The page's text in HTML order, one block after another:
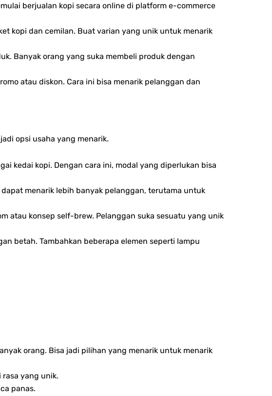
berjualan kopi secara online di platform e-commerce
kopi dan cemilan. Buat varian yang unik untuk menarik
Banyak orang yang suka membeli produk dengan
atau diskon. Cara ini bisa menarik pelanggan dan
opsi usaha yang menarik.
kedai kopi. Dengan cara ini, modal yang diperlukan bisa
menarik lebih banyak pelanggan, terutama untuk
atau konsep self-brew. Pelanggan suka sesuatu yang unik
betah. Tambahkan beberapa elemen seperti lampu
orang. Bisa jadi pilihan yang menarik untuk menarik
yang unik.
panas.